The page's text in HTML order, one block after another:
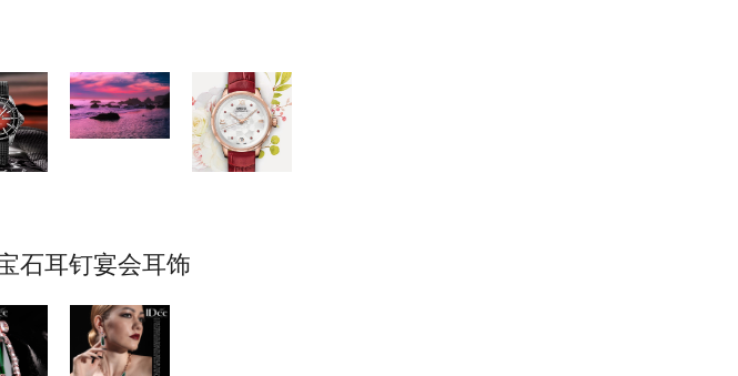
石耳钉宴会耳饰